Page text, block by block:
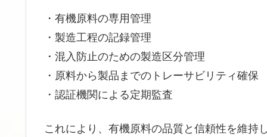
・有機原料の専用管理
・製造工程の記録管理
・混入防止のための製造区分管理
・原料から製品までのトレーサビリティ確保
・認証機関による定期監査
これにより、有機原料の品質と信頼性を維持